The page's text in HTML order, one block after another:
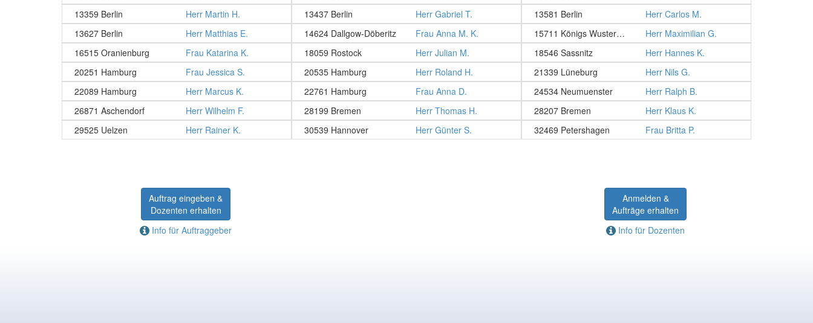
13359 Berlin
Herr Martin H. 13437 Berlin Herr Gabriel T. 13581 Berlin
Herr Carlos M.
13627 Berlin
Herr Matthias E. 14624 Dallgow-Döberitz Frau Anna M. K. 15711 Königs Wusterhausen
Herr Maximilian G.
16515 Oranienburg
Frau Katarina K. 18059 Rostock Herr Julian M. 18546 Sassnitz
Herr Hannes K.
20251 Hamburg
Frau Jessica S. 20535 Hamburg Herr Roland H. 21339 Lüneburg
Herr Nils G.
22089 Hamburg
Herr Marcus K. 22761 Hamburg Frau Anna D. 24534 Neumuenster
Herr Ralph B.
26871 Aschendorf
Herr Wilhelm F. 28199 Bremen Herr Thomas H. 28207 Bremen
Herr Klaus K.
29525 Uelzen
Herr Rainer K. 30539 Hannover Herr Günter S. 32469 Petershagen Frau Britta P.
Auftrag eingeben &
Dozenten erhalten
Info für Auftraggeber
Anmelden &
Aufträge erhalten
Info für Dozenten